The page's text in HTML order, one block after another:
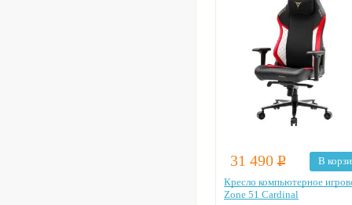
Цвет: на выбор
31 490 Р
В
Кресло компьютерное
Zone 51 Cardinal